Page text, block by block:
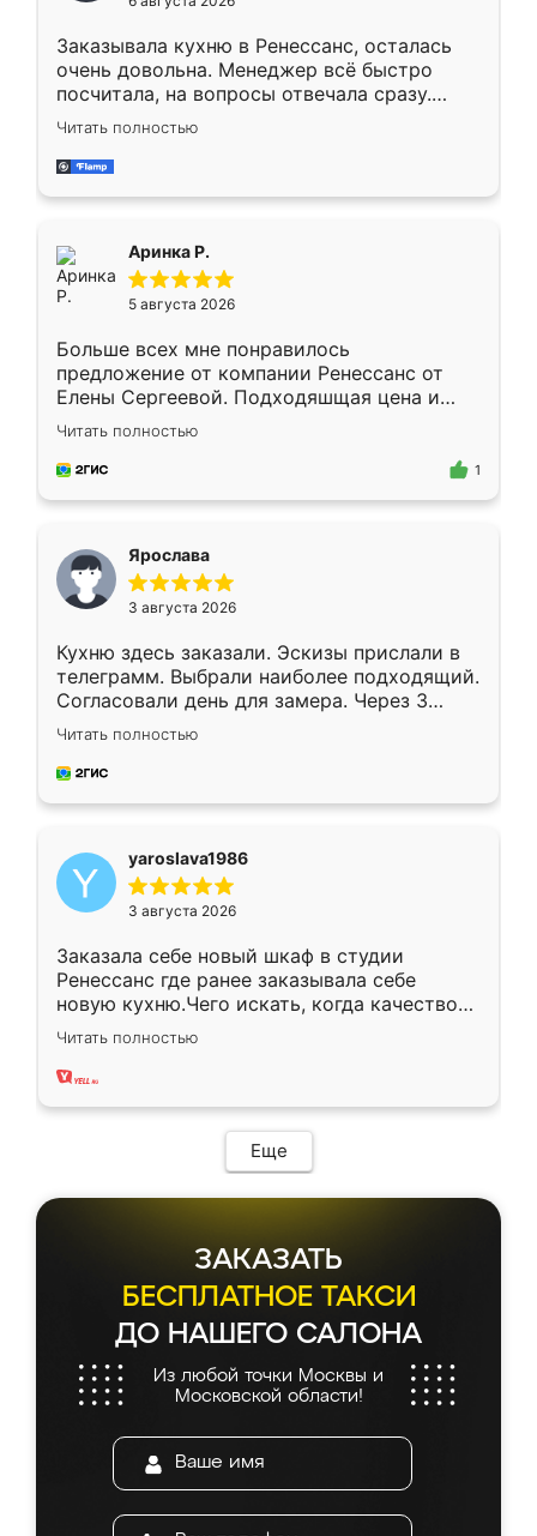
мебели буду заказывать только здесь.
Заказывала кухню в Ренессанс, осталась
очень довольна. Менеджер всё быстро
посчитала, на вопросы отвечала сразу.
Замерщик приехал в субботу, подошёл к
делу со всей ответственностью. Собрали
за день, ребята работали аккуратно, даже
Читать полностью
Аринка Р.
5 августа 2026
Больше всех мне понравилось
предложение от компании Ренессанс от
Елены Сергеевой. Подходяшщая цена и
короткие сроки изготовления. Приехавший
для замера сотрудник Владислав
предложил по моему эскизу самый
Читать полностью
1
Ярослава
3 августа 2026
Кухню здесь заказали. Эскизы прислали в
телеграмм. Выбрали наиболее подходящий.
Согласовали день для замера. Через 3
недели кухня была уже готова. Остались
довольны работой. Спасибо Ренессанс
мебель за качественную работу!
Читать полностью
yaroslava1986
3 августа 2026
Заказала себе новый шкаф в студии
Ренессанс где ранее заказывала себе
новую кухню.Чего искать, когда качеством
вполне довольна. Служит кухня уже почти
два года, нареканий нет.
Читать полностью
Еще
ЗАКАЗАТЬ
БЕСПЛАТНОЕ ТАКСИ
ДО НАШЕГО САЛОНА
Из любой точки Москвы и
Московской области!